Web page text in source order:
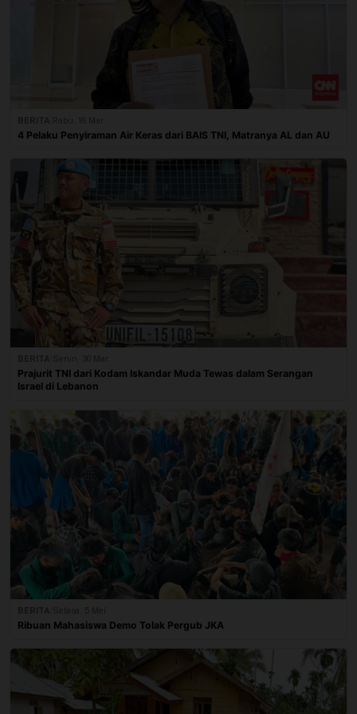
4 Pelaku Penyiraman Air Keras dari BAIS TNI, Matranya AL dan AU
Prajurit TNI dari Kodam Iskandar Muda Tewas dalam Serangan
Israel di Lebanon
Ribuan Mahasiswa Demo Tolak Pergub JKA